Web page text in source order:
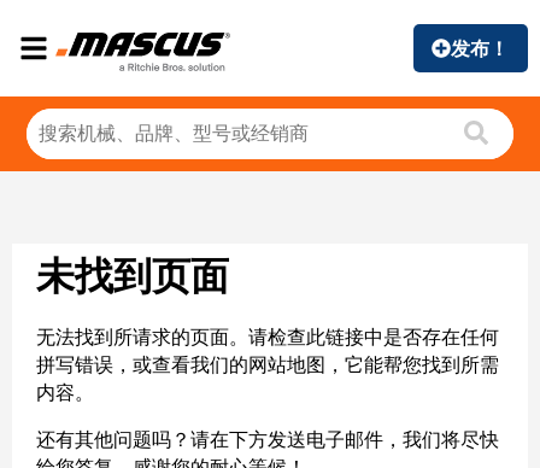
发布！
未找到页面
无法找到所请求的页面。请检查此链接中是否存在任何
拼写错误，或查看我们的网站地图，它能帮您找到所需
内容。
还有其他问题吗？请在下方发送电子邮件，我们将尽快